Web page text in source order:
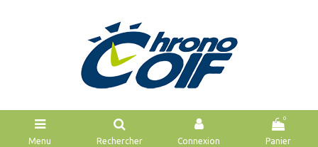
Menu Rechercher Connexion
0
Panier